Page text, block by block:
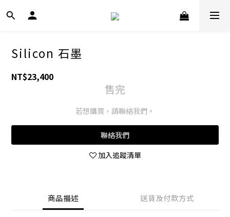
Silicon 石墨
NT$23,400
售完
若想購買，請聯絡我們。
聯絡我們
加入追蹤清單
商品描述 送貨及付款方式